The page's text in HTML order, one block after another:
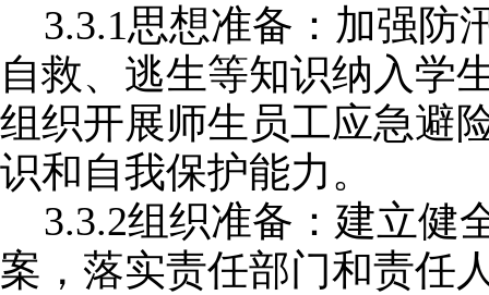
3.3.1思想准备：加强防
自救、逃生等知识纳入学
组织开展师生员工应急避
识和自我保护能力。
3.3.2组织准备：建立健
案，落实责任部门和责任